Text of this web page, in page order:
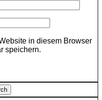
in diesem Browser
speichern.